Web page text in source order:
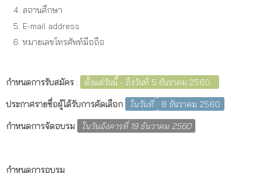
สถานศึกษา
E-mail address
หมายเลขโทรศัพท์มือถือ
กำหนดการรับสมัคร: ตั้งแต่วันนี้ - ถึงวันที่ 5 ธันวาคม 2560
ประกาศรายชื่อผู้ได้รับการคัดเลือก ในวันที่ 8 ธันวาคม 2560
กำหนดการจัดอบรม ในวันอังคารที่ 19 ธันวาคม 2560
กำหนดการอบรม